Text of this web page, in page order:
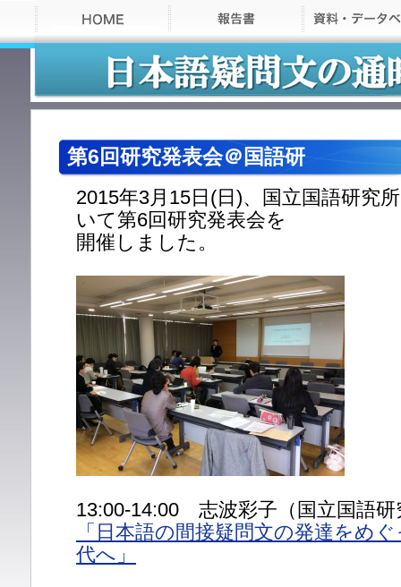
HOME第6回研究発表会＠国語研
2015年3月15日(日)、国立国語研究
いて第6回研究発表会を
開催しました。
13:00-14:00 志波彩子（国立国語研
「日本語の間接疑問文の発達をめ
代へ」